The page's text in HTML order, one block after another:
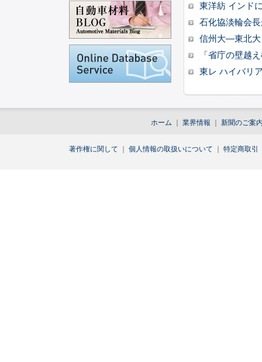
東洋紡 インド
石化協淡輪会
信州大―東北大
「省庁の壁越
東レ ハイバリ
ホーム 業界情報 新聞のご案
著作権に関して 個人情報の取扱いについて 特定商取引